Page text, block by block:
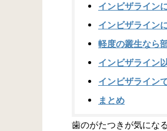
インビザライン
インビザライン
軽度の叢生なら
インビザライン
インビザライン
まとめ
歯のがたつきが気にな